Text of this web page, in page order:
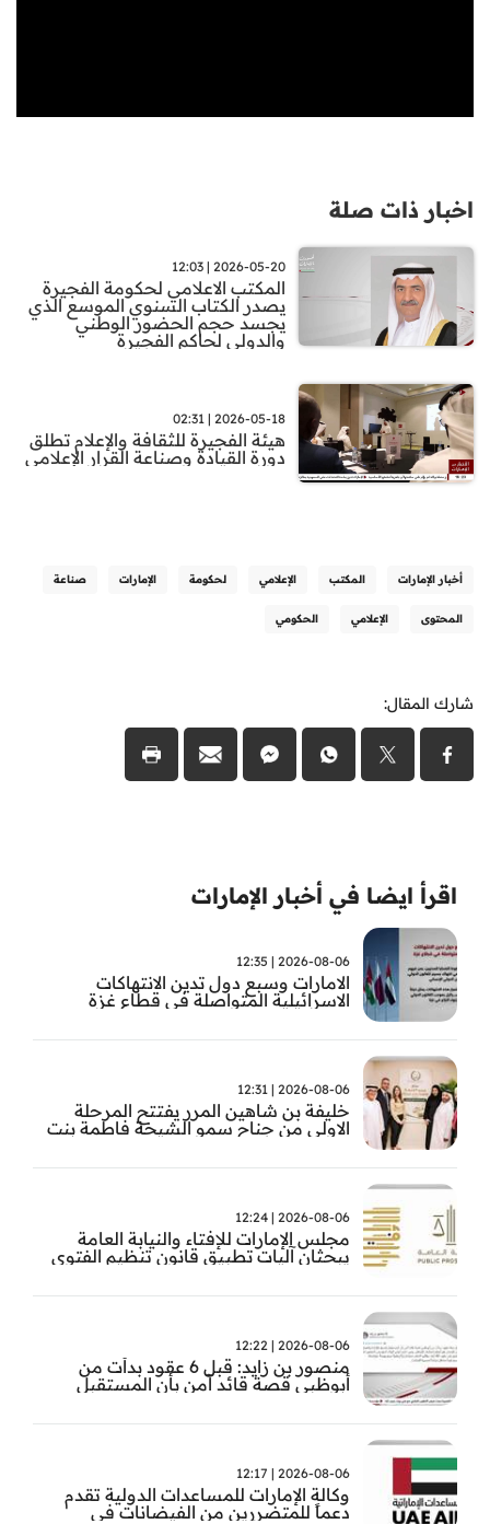
اخبار ذات صلة
2026-05-20 | 12:03
المكتب الاعلامي لحكومة الفجيرة
يصدر الكتاب السنوي الموسع الذي
يجسد حجم الحضور الوطني
والدولي لحاكم الفجيرة
2026-05-18 | 02:31
هيئة الفجيرة للثقافة والإعلام تطلق
دورة القيادة وصناعة القرار الإعلامي
أخبار الإمارات المكتب الإعلامي لحكومة الإمارات صناعة
المحتوى الإعلامي الحكومي
شارك المقال:
اقرأ ايضا في أخبار الإمارات
2026-08-06 | 12:35
الامارات وسبع دول تدين الانتهاكات
الاسرائيلية المتواصلة في قطاع غزة
2026-08-06 | 12:31
خليفة بن شاهين المرر يفتتح المرحلة
الاولى من جناح سمو الشيخة فاطمة بنت
مستشفى المقاصد
2026-08-06 | 12:24
مجلس الإمارات للإفتاء والنيابة العامة
يبحثان آليات تطبيق قانون تنظيم الفتوى
2026-08-06 | 12:22
منصور بن زايد: قبل 6 عقود بدأت من
أبوظبي قصة قائد آمن بأن المستقبل
2026-08-06 | 12:17
وكالة الإمارات للمساعدات الدولية تقدم
دعماً للمتضررين من الفيضانات في